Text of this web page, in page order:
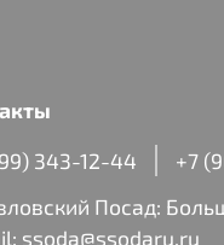
343-12-44
+7
Посад:
ssoda@ssodaru.ru